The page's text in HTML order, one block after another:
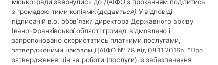
міської ради звернулись до ДАІФО з проханням поділитись
з громадою тими копіями.(додається) У відповіді
підписаній в.о. обов’язки директора Державного архіву
Івано-Франківської області громаді відмовлено і
запропоновано скористатись платними послугами,
затвердженими наказом ДАІФО № 78 від 08.11.2016р. “Про
затвердження цін на роботи (послуги) із забезпечення